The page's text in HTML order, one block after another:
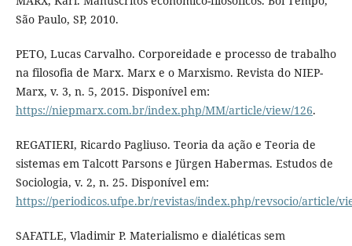
São Paulo, SP, 2010.
PETO, Lucas Carvalho. Corporeidade e processo de trabalho
na filosofia de Marx. Marx e o Marxismo. Revista do NIEP-
Marx, v. 3, n. 5, 2015. Disponível em:
https://niepmarx.com.br/index.php/MM/article/view/126.
REGATIERI, Ricardo Pagliuso. Teoria da ação e Teoria de
sistemas em Talcott Parsons e Jürgen Habermas. Estudos de
Sociologia, v. 2, n. 25. Disponível em:
https://periodicos.ufpe.br/revistas/index.php/revsocio/article/
SAFATLE, Vladimir P. Materialismo e dialéticas sem